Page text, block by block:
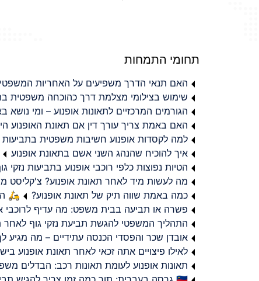
תחומי התמחות
האם תנאי הדרך משפיעים על האחריות
שימוש בצילומי מצלמת דרך כהוכחה משפטית
הגורמים המרכזיים לתאונות אופנוע – ומי
האם באמת צריך עורך דין אם תאונת האופנוע
למה לקסדות אופנוע חשיבות משפטית בתביעות
איך להוכיח שהנהג השני אשם בתאונת אופנוע
הטיות נפוצות כלפי רוכבי אופנוע בתביעות נזקי
מה לעשות מיד לאחר תאונת אופנוע? צ'קליסט
כמה באמת שווה תיק של תאונת אופנוע?
🛵
פשרה או תביעה בבית משפט: מה עדיף לרוכבי
התהליך המשפטי להגשת תביעת נזקי גוף לאחר
אובדן שכר והפסדי הכנסה עתידיים – מה מגיע
לאילו פיצויים אתה זכאי לאחר תאונת אופנוע
תאונות אופנוע לעומת תאונות רכב: הבדלים